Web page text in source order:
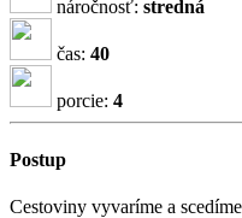
náročnosť: stredná
čas: 40
porcie: 4
Postup
Cestoviny vyvaríme a